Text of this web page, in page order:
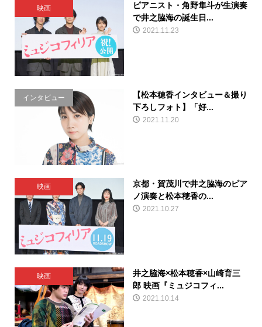
映画
ピアニスト・角野隼斗が生演奏
で井之脇海の誕生日...
2021.11.23
インタビュー
【松本穂香インタビュー＆撮り
下ろしフォト】「好...
2021.11.20
映画
京都・賀茂川で井之脇海のピア
ノ演奏と松本穂香の...
2021.10.27
映画
井之脇海×松本穂香×山崎育三
郎 映画『ミュジコフィ...
2021.10.14